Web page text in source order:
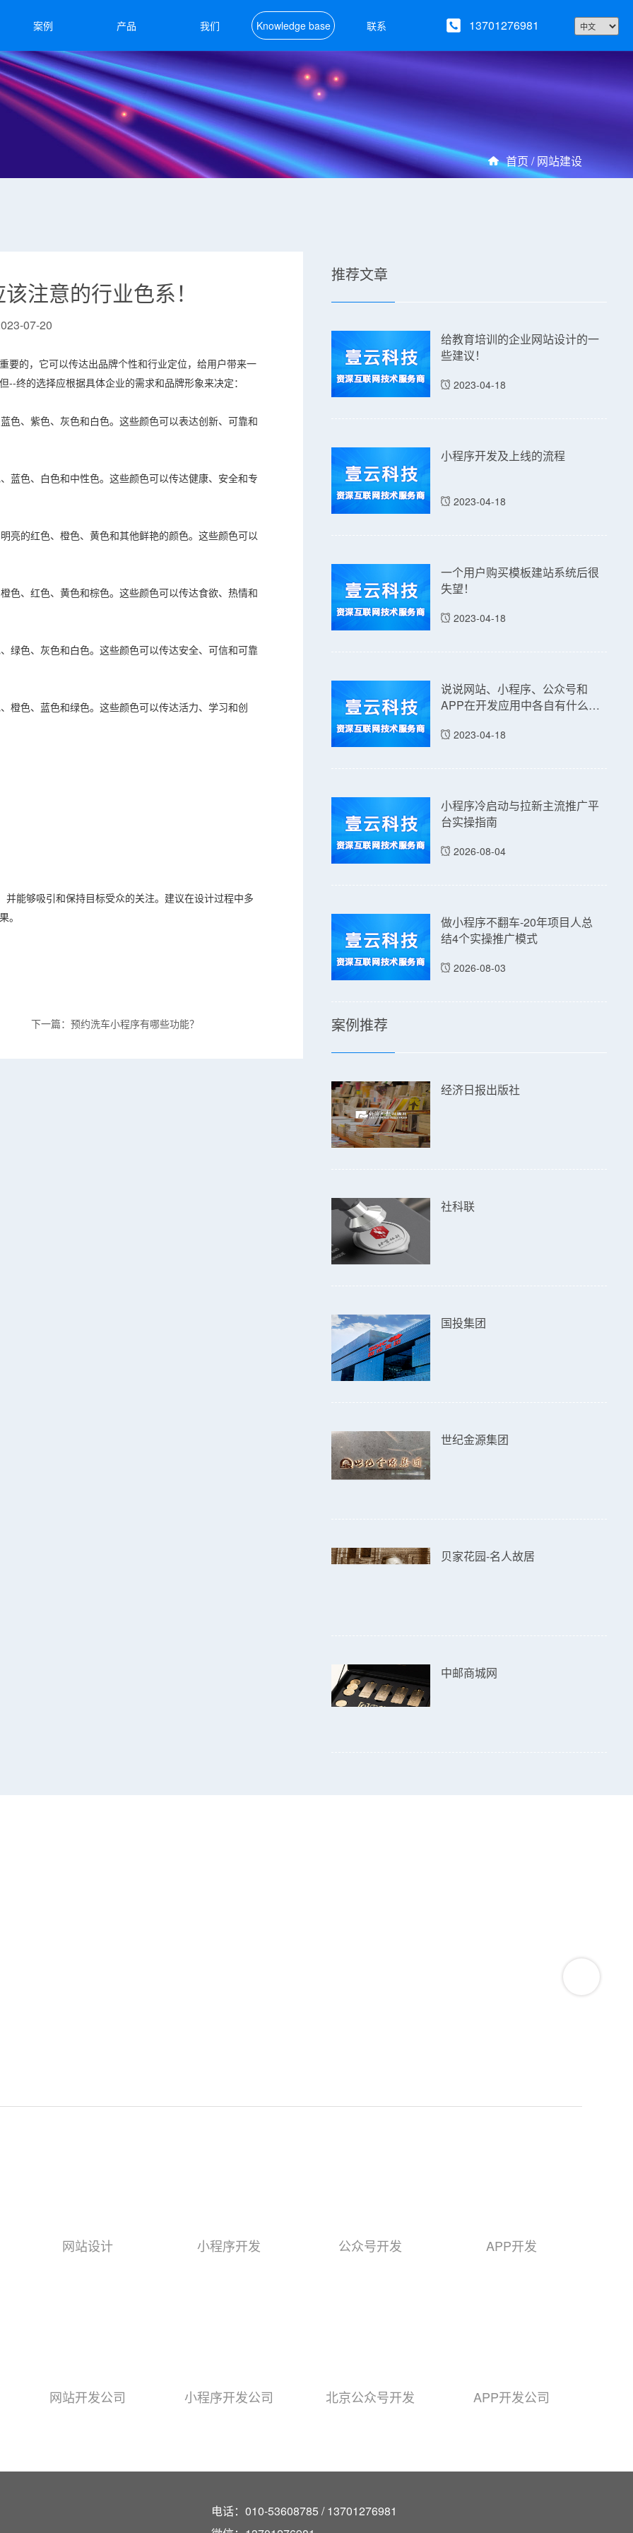
案例
产品
我们
知识库
Knowledge base 联系 13701276981
首页 /网站建设
注意的行业色系！
07-20
要的，它可以传达出品牌个性和行业定位，给用户带来一
终的选择应根据具体企业的需求和品牌形象来决定：
色、紫色、灰色和白色。这些颜色可以表达创新、可靠和
蓝色、白色和中性色。这些颜色可以传达健康、安全和专
亮的红色、橙色、黄色和其他鲜艳的颜色。这些颜色可以
色、红色、黄色和棕色。这些颜色可以传达食欲、热情和
绿色、灰色和白色。这些颜色可以传达安全、可信和可靠
橙色、蓝色和绿色。这些颜色可以传达活力、学习和创
能够吸引和保持目标受众的关注。建议在设计过程中多
。
下一篇：预约洗车小程序有哪些功能？
推荐文章
给教育培训的企业网站设计的一
些建议！
2023-04-18
小程序开发及上线的流程
2023-04-18
一个用户购买模板建站系统后很
失望！
2023-04-18
说说网站、小程序、公众号和
APP在开发应用中各自有什么优
2023-04-18
小程序冷启动与拉新主流推广平
台实操指南
2026-08-04
做小程序不翻车-20年项目人总
结4个实操推广模式
2026-08-03
案例推荐
经济日报出版社
社科联
国投集团
世纪金源集团
贝家花园-名人故居
中邮商城网
网站设计 小程序开发 公众号开发 APP开发
网站开发公司 小程序开发公司 北京公众号开发 APP开发公司
电话：010-53608785 / 13701276981